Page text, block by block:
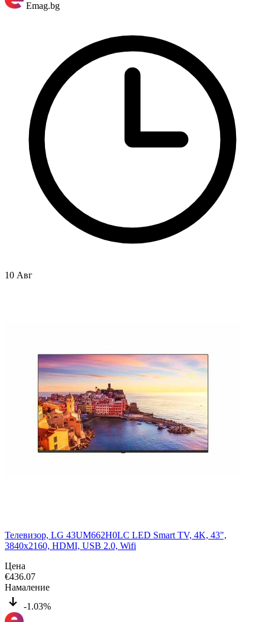
Emag.bg
10 Авг
Телевизор, LG 43UM662H0LC LED Smart TV, 4K, 43",
3840x2160, HDMI, USB 2.0, Wifi
Цена
€436.07
Намаление
-1.03%